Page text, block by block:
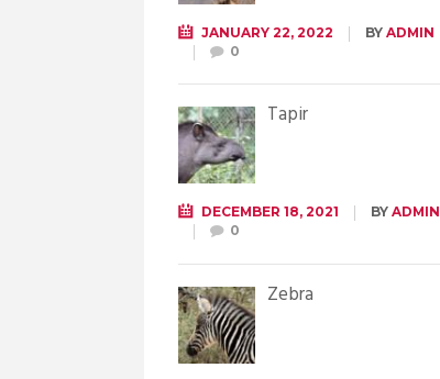
JANUARY 22, 2022 BY ADMIN
0
Tapir
DECEMBER 18, 2021 BY ADMIN
0
Zebra